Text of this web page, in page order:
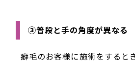
③普段と手の角度が異なる
癖毛のお客様に施術をすると